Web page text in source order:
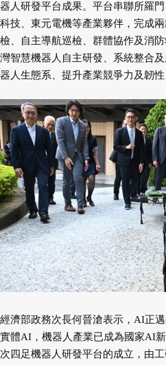
器人研發平台成果。平台串聯所羅
科技、東元電機等產業夥伴，完成
檢、自主導航巡檢、群體協作及消
灣智慧機器人自主研發、系統整合
器人生態系、提升產業競爭力及韌性
經濟部政務次長何晉滄表示，AI正
實體AI，機器人產業已成為國家AI
次四足機器人研發平台的成立，由